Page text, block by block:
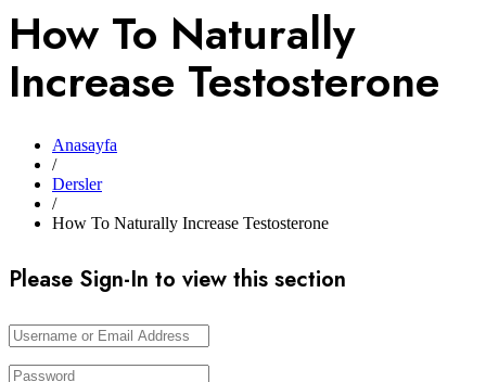
How To Naturally
Increase Testosterone
Anasayfa
/
Dersler
/
How To Naturally Increase Testosterone
Please Sign-In to view this section